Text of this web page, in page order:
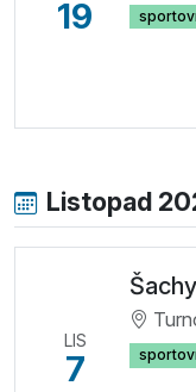
19
Listopad
LIS
7
Šachy